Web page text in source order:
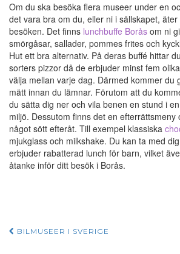
Om du ska besöka flera museer under en
det vara bra om du, eller ni i sällskapet,
besöken. Det finns lunchbuffe Borås om ni
smörgåsar, sallader, pommes frites och
Hut ett bra alternativ. På deras buffé hittar
sorters pizzor då de erbjuder minst fem
välja mellan varje dag. Därmed kommer du
mätt innan du lämnar. Förutom att du
du sätta dig ner och vila benen en stund i
miljö. Dessutom finns det en efterrättsmeny
något sött efteråt. Till exempel klassiska
mjukglass och milkshake. Du kan ta med
erbjuder rabatterad lunch för barn, vilket
åtanke inför ditt besök i Borås.
Post
BILMUSEER I SVERIGE